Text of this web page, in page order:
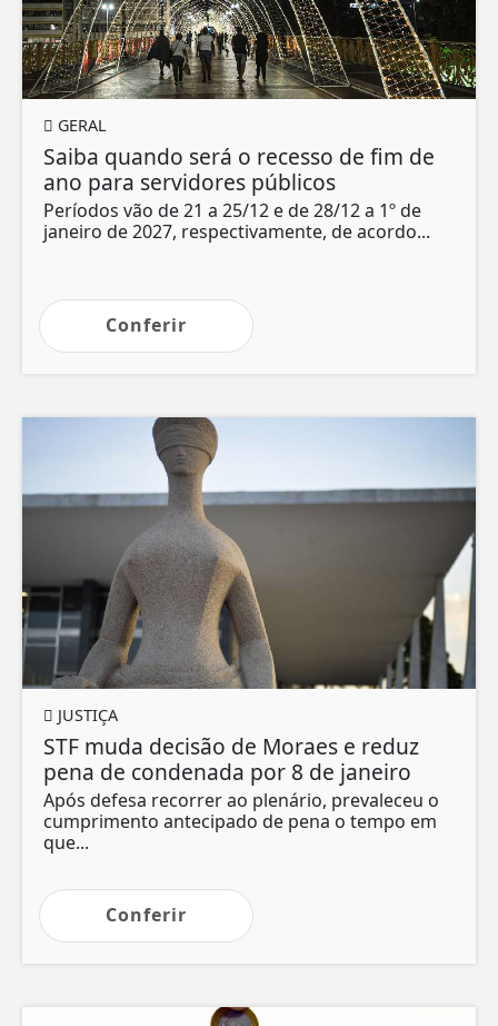
GERAL
Saiba quando será o recesso de fim de
ano para servidores públicos
Períodos vão de 21 a 25/12 e de 28/12 a 1º de
janeiro de 2027, respectivamente, de acordo...
Conferir
JUSTIÇA
STF muda decisão de Moraes e reduz
pena de condenada por 8 de janeiro
Após defesa recorrer ao plenário, prevaleceu o
cumprimento antecipado de pena o tempo em
que...
Conferir